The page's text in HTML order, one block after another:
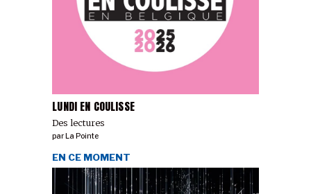
LUNDI EN COULISSE
Des lectures
par La Pointe
EN CE MOMENT